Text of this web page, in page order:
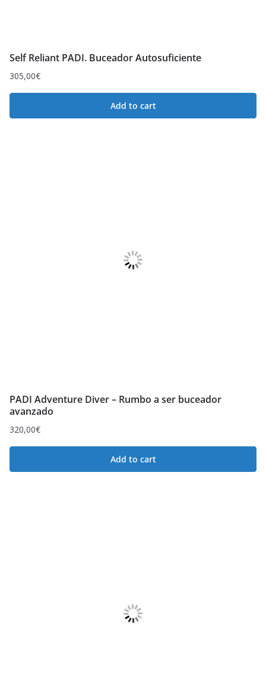
Self Reliant PADI. Buceador Autosuficiente
305,00€
Add to cart
PADI Adventure Diver – Rumbo a ser buceador
avanzado
320,00€
Add to cart